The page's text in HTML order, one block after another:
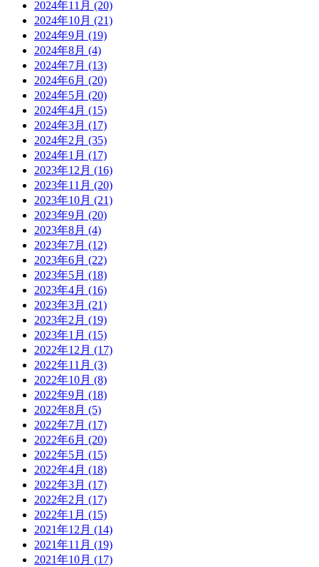
2024年11月 (20)
2024年10月 (21)
2024年9月 (19)
2024年8月 (4)
2024年7月 (13)
2024年6月 (20)
2024年5月 (20)
2024年4月 (15)
2024年3月 (17)
2024年2月 (35)
2024年1月 (17)
2023年12月 (16)
2023年11月 (20)
2023年10月 (21)
2023年9月 (20)
2023年8月 (4)
2023年7月 (12)
2023年6月 (22)
2023年5月 (18)
2023年4月 (16)
2023年3月 (21)
2023年2月 (19)
2023年1月 (15)
2022年12月 (17)
2022年11月 (3)
2022年10月 (8)
2022年9月 (18)
2022年8月 (5)
2022年7月 (17)
2022年6月 (20)
2022年5月 (15)
2022年4月 (18)
2022年3月 (17)
2022年2月 (17)
2022年1月 (15)
2021年12月 (14)
2021年11月 (19)
2021年10月 (17)